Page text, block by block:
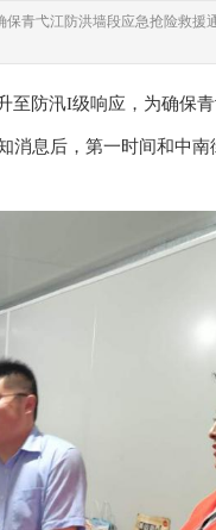
青弋江防洪墙段应急抢险救援
防汛I级响应，为确保青
息后，第一时间和中